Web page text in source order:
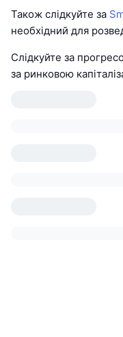
Також слідкуйте за
необхідний для
Слідкуйте за
за ринковою